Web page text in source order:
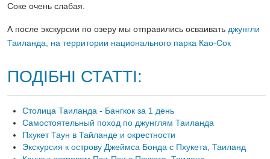
Соке очень слабая.
А после экскурсии по озеру мы отправились осваивать джунгли
Таиланда, на территории национального парка Као-Сок
ПОДІБНІ СТАТТІ:
Столица Таиланда - Бангкок за 1 день
Самостоятельный поход по джунглям Таиланда
Пхукет Таун в Тайланде и окрестности
Экскурсия к острову Джеймса Бонда с Пхукета, Таиланд